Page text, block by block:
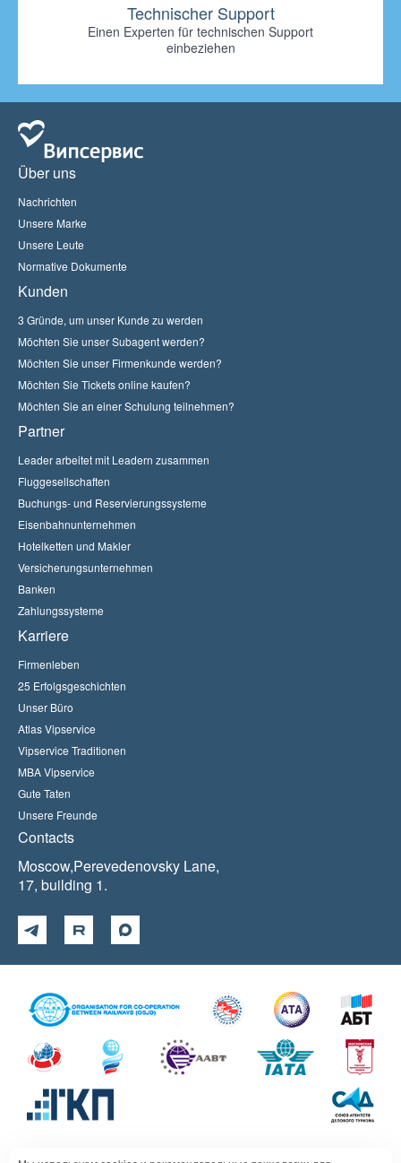
Technischer Support
Einen Experten für technischen Support
einbeziehen
Über uns
Nachrichten
Unsere Marke
Unsere Leute
Normative Dokumente
Kunden
3 Gründe, um unser Kunde zu werden
Möchten Sie unser Subagent werden?
Möchten Sie unser Firmenkunde werden?
Möchten Sie Tickets online kaufen?
Möchten Sie an einer Schulung teilnehmen?
Partner
Leader arbeitet mit Leadern zusammen
Fluggesellschaften
Buchungs- und Reservierungssysteme
Eisenbahnunternehmen
Hotelketten und Makler
Versicherungsunternehmen
Banken
Zahlungssysteme
Karriere
Firmenleben
25 Erfolgsgeschichten
Unser Büro
Atlas Vipservice
Vipservice Traditionen
MBA Vipservice
Gute Taten
Unsere Freunde
Contacts
Moscow,Perevedenovsky Lane,
17, building 1.